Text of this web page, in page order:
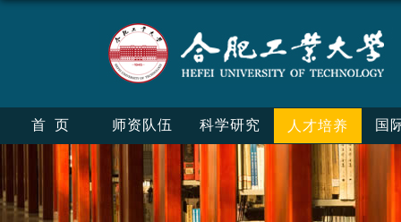
首页 师资队伍 科学研究 人才培养 国